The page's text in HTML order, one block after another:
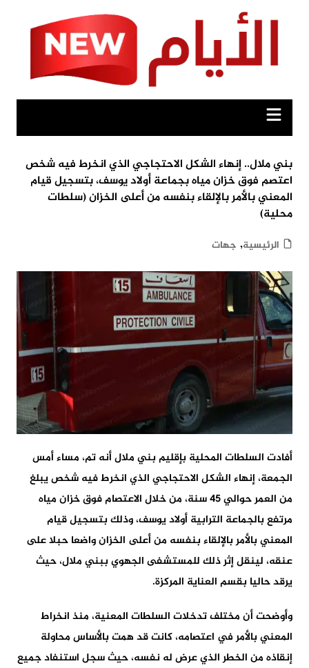
بني ملال.. إنهاء الشكل الاحتجاجي الذي انخرط فيه شخص
اعتصم فوق خزان مياه بجماعة أولاد يوسف، بتسجيل قيام
المعني بالأمر بالإلقاء بنفسه من أعلى الخزان (سلطات
محلية)
الرئيسية, جهات
أفادت السلطات المحلية بإقليم بني ملال أنه تم، مساء أمس
الجمعة، إنهاء الشكل الاحتجاجي الذي انخرط فيه شخص يبلغ
من العمر حوالي 45 سنة، من خلال الاعتصام فوق خزان مياه
مرتفع بالجماعة الترابية أولاد يوسف، وذلك بتسجيل قيام
المعني بالأمر بالإلقاء بنفسه من أعلى الخزان واضعا حبلا على
عنقه، لينقل إثر ذلك للمستشفى الجهوي ببني ملال، حيث
يرقد حاليا بقسم العناية المركزة.
وأوضحت أن مختلف تدخلات السلطات المعنية، منذ انخراط
المعني بالأمر في اعتصامه، كانت قد همت بالأساس محاولة
إنقاذه من الخطر الذي عرض له نفسه، حيث سجل استنفاد جميع